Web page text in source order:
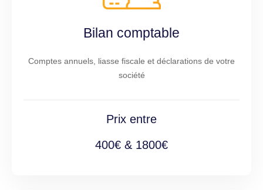
Bilan comptable
Comptes annuels, liasse fiscale et déclarations de votre
société
Prix entre
400€ & 1800€